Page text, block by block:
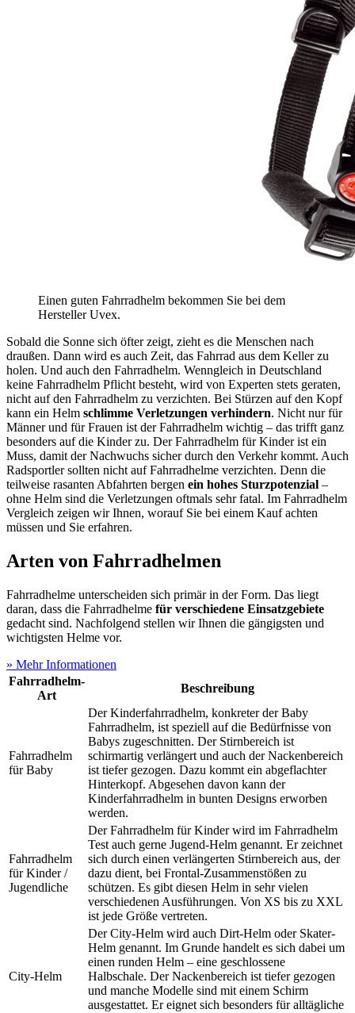
Einen guten Fahrradhelm bekommen Sie bei dem
Hersteller Uvex.
Sobald die Sonne sich öfter zeigt, zieht es die Menschen nach
draußen. Dann wird es auch Zeit, das Fahrrad aus dem Keller zu
holen. Und auch den Fahrradhelm. Wenngleich in Deutschland
keine Fahrradhelm Pflicht besteht, wird von Experten stets geraten,
nicht auf den Fahrradhelm zu verzichten. Bei Stürzen auf den Kopf
kann ein Helm schlimme Verletzungen verhindern. Nicht nur für
Männer und für Frauen ist der Fahrradhelm wichtig – das trifft ganz
besonders auf die Kinder zu. Der Fahrradhelm für Kinder ist ein
Muss, damit der Nachwuchs sicher durch den Verkehr kommt. Auch
Radsportler sollten nicht auf Fahrradhelme verzichten. Denn die
teilweise rasanten Abfahrten bergen ein hohes Sturzpotenzial –
ohne Helm sind die Verletzungen oftmals sehr fatal. Im Fahrradhelm
Vergleich zeigen wir Ihnen, worauf Sie bei einem Kauf achten
müssen und Sie erfahren.
Arten von Fahrradhelmen
Fahrradhelme unterscheiden sich primär in der Form. Das liegt
daran, dass die Fahrradhelme für verschiedene Einsatzgebiete
gedacht sind. Nachfolgend stellen wir Ihnen die gängigsten und
wichtigsten Helme vor.
» Mehr Informationen
Fahrradhelm-
Art
Beschreibung
Fahrradhelm
für Baby
Der Kinderfahrradhelm, konkreter der Baby
Fahrradhelm, ist speziell auf die Bedürfnisse von
Babys zugeschnitten. Der Stirnbereich ist
schirmartig verlängert und auch der Nackenbereich
ist tiefer gezogen. Dazu kommt ein abgeflachter
Hinterkopf. Abgesehen davon kann der
Kinderfahrradhelm in bunten Designs erworben
werden.
Fahrradhelm
für Kinder /
Jugendliche
Der Fahrradhelm für Kinder wird im Fahrradhelm
Test auch gerne Jugend-Helm genannt. Er zeichnet
sich durch einen verlängerten Stirnbereich aus, der
dazu dient, bei Frontal-Zusammenstößen zu
schützen. Es gibt diesen Helm in sehr vielen
verschiedenen Ausführungen. Von XS bis zu XXL
ist jede Größe vertreten.
City-Helm
Der City-Helm wird auch Dirt-Helm oder Skater-
Helm genannt. Im Grunde handelt es sich dabei um
einen runden Helm – eine geschlossene
Halbschale. Der Nackenbereich ist tiefer gezogen
und manche Modelle sind mit einem Schirm
ausgestattet. Er eignet sich besonders für alltägliche